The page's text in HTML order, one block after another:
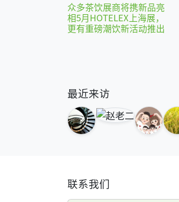
众多茶饮展商将携新品亮
相5月HOTELEX上海展，
更有重磅潮饮新活动推出
最近来访
联系我们